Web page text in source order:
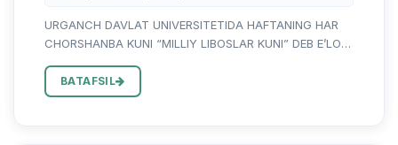
URGANCH DAVLAT UNIVERSITETIDA HAFTANING HAR
CHORSHANBA KUNI “MILLIY LIBOSLAR KUNI” DEB E’LON
professor-o’qituvchi, ishchi-xodim va talaba-yoshlari
diqqatiga! Xalqmizning as...
BATAFSIL